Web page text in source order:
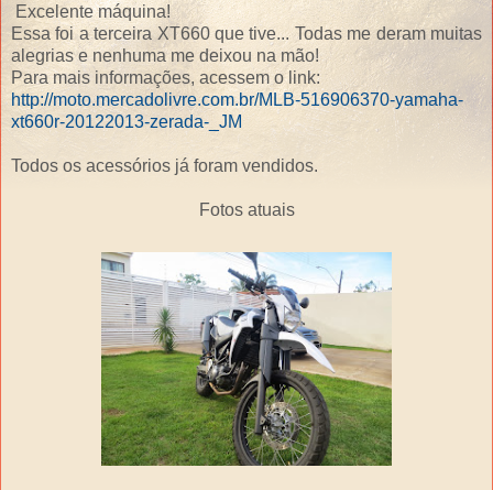
Excelente máquina!
Essa foi a terceira XT660 que tive... Todas me deram muitas
alegrias e nenhuma me deixou na mão!
Para mais informações, acessem o link:
http://moto.mercadolivre.com.br/MLB-516906370-yamaha-
xt660r-20122013-zerada-_JM
Todos os acessórios já foram vendidos.
Fotos atuais